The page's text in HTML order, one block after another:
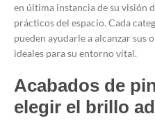
en última instancia de su visión
prácticos del espacio. Cada
pueden ayudarle a alcanzar sus
ideales para su entorno vital.
Acabados de
elegir el brillo